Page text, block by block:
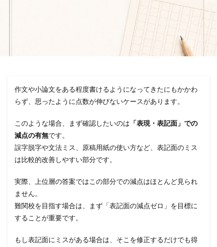
作文や小論文をある程度書けるようになってきたにもかかわ
らず、思ったように点数が伸びないケースがあります。
このような場合、まず確認したいのは 「表現・表記面」での
減点の有無です。
誤字脱字や文法ミス、原稿用紙の使い方など、表記面のミス
は比較的改善しやすい部分です。
実際、上位層の答案ではこの部分での減点はほとんど見られ
ません。
難関校を目指す場合は、まず「表記面の減点ゼロ」を目標に
することが重要です。
もし表記面にミスがある場合は、そこを修正するだけでも得